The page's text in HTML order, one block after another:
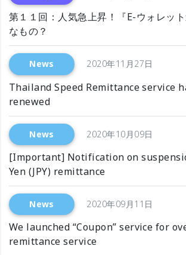
第１１回：人気急上昇！『E-ウォレッ
なもの？
News 2020年11月27日
Thailand Speed Remittance service
renewed
News 2020年10月09日
[Important] Notification on
Yen (JPY) remittance
News 2020年09月11日
We launched “Coupon” service for
remittance service